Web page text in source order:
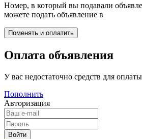
Номер, в который вы подавали
можете подать объявление в
Оплата объявления
У вас недостаточно средств для
Пополнить
Авторизация